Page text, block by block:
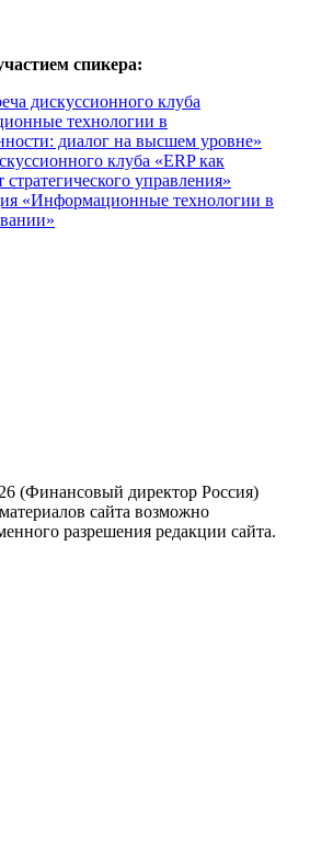
спикера:
дискуссионного клуба
технологии в
диалог на высшем уровне»
клуба «ERP как
стратегического управления»
«Информационные технологии в
(Финансовый директор Россия)
сайта возможно
разрешения редакции сайта.